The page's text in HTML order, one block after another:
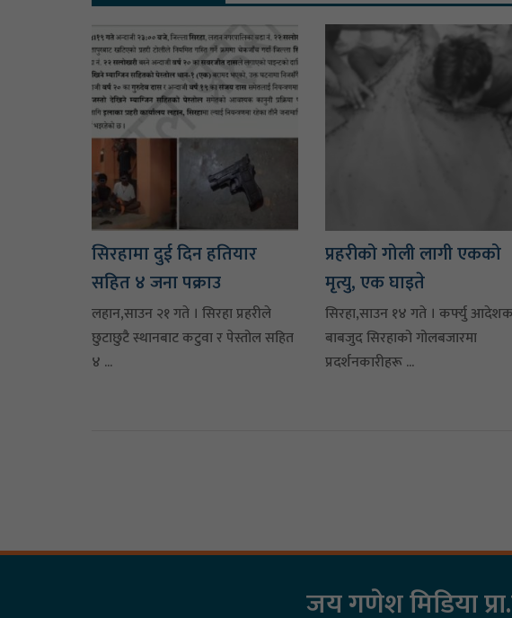
सिरहामा दुई दिन हतियार
सहित ४ जना पक्राउ
लहान,साउन २१ गते । सिरहा प्रहरीले
छुटाछुटै स्थानबाट कटुवा र पेस्तोल सहित
४ ...
प्रहरीको गोली लागी एकको
मृत्यु, एक घाइते
सिरहा,साउन १४ गते । कर्फ्यु
बाबजुद सिरहाको गोलबजारमा
प्रदर्शनकारीहरू ...
जय गणेश मिडिया